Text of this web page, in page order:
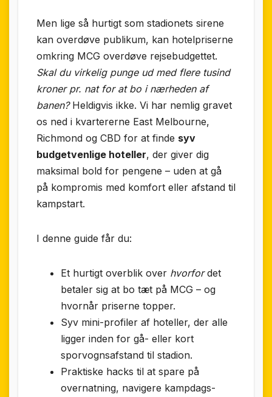
Men lige så hurtigt som stadionets sirene
kan overdøve publikum, kan hotelpriserne
omkring MCG overdøve rejsebudgettet.
Skal du virkelig punge ud med flere tusind
kroner pr. nat for at bo i nærheden af
banen?Heldigvis ikke. Vi har nemlig gravet
os ned i kvartererne East Melbourne,
Richmond og CBD for at finde syv
budgetvenlige hoteller, der giver dig
maksimal bold for pengene – uden at gå
på kompromis med komfort eller afstand til
kampstart.
I denne guide får du:
Et hurtigt overblik over hvorfordet
betaler sig at bo tæt på MCG – og
hvornår priserne topper.
Syv mini-profiler af hoteller, der alle
ligger inden for gå- eller kort
sporvognsafstand til stadion.
Praktiske hacks til at spare på
overnatning, navigere kampdags-